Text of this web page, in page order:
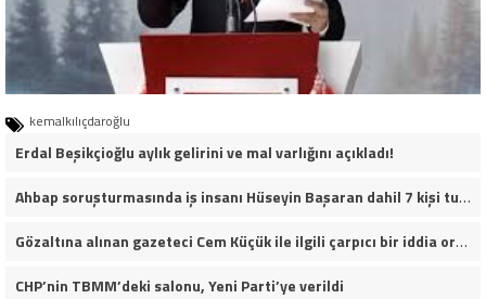
kemalkılıçdaroğlu
Erdal Beşikçioğlu aylık gelirini ve mal varlığını açıkladı!
Ahbap soruşturmasında iş insanı Hüseyin Başaran dahil 7 kişi tutuklandı.
Gözaltına alınan gazeteci Cem Küçük ile ilgili çarpıcı bir iddia ortaya atıldı.
CHP’nin TBMM’deki salonu, Yeni Parti’ye verildi